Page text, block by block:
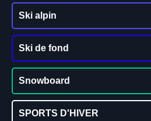
Ski alpin
Ski de fond
Snowboard
SPORTS D'HIVER